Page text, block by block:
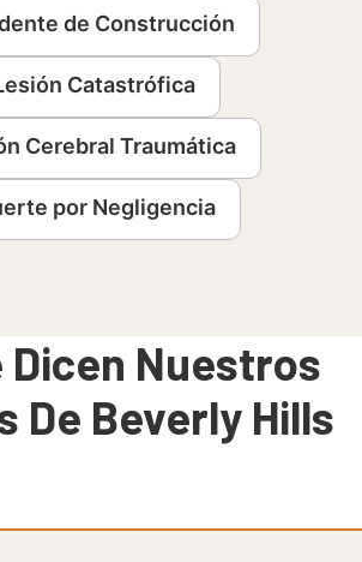
de Construcción
Catastrófica
Cerebral Traumática
por Negligencia
Dicen Nuestros
De Beverly Hills